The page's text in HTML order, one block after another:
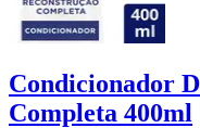
Condicionador
Completa 400ml